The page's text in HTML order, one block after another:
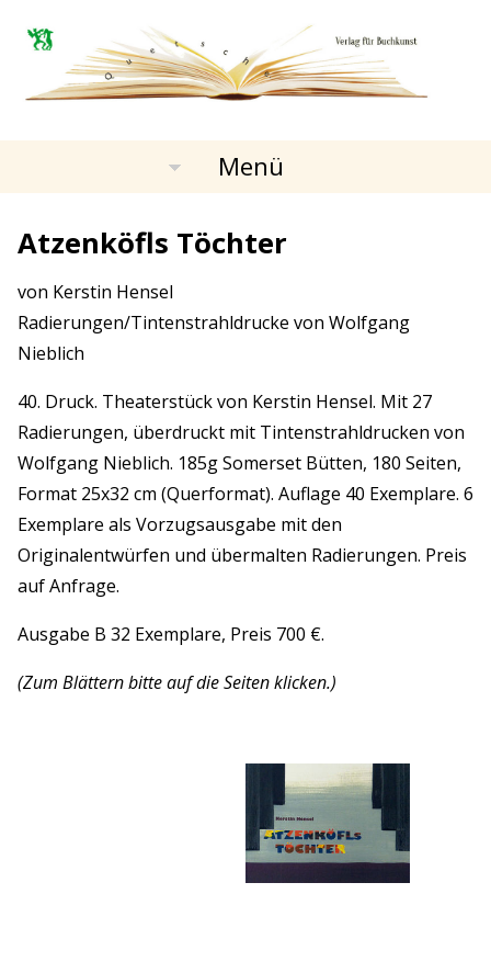
Menü
Atzenköfls Töchter
von Kerstin Hensel
Radierungen/Tintenstrahldrucke von Wolfgang
Nieblich
40. Druck. Theaterstück von Kerstin Hensel. Mit 27
Radierungen, überdruckt mit Tintenstrahldrucken von
Wolfgang Nieblich. 185g Somerset Bütten, 180 Seiten,
Format 25x32 cm (Querformat). Auflage 40 Exemplare. 6
Exemplare als Vorzugsausgabe mit den
Originalentwürfen und übermalten Radierungen. Preis
auf Anfrage.
Ausgabe B 32 Exemplare, Preis 700 €.
(Zum Blättern bitte auf die Seiten klicken.)